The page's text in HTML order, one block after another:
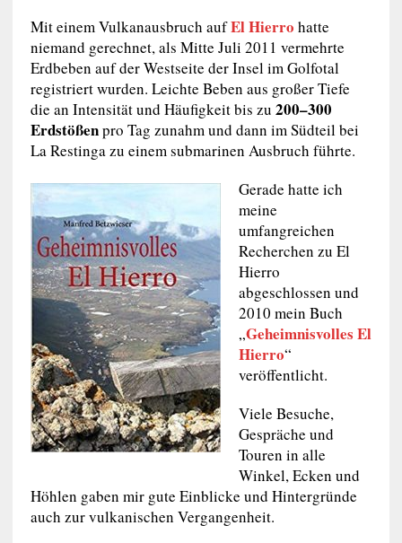
Mit einem Vulkanausbruch aufEl Hierro hatte
niemand gerechnet, als Mitte Juli 2011 vermehrte
Erdbeben auf der Westseite der Insel im Golfotal
registriert wurden. Leichte Beben aus großer Tiefe
die an Intensität und Häufigkeit bis zu 200–300
Erdstößenpro Tag zunahm und dann im Südteil bei
La Restinga zu einem submarinen Ausbruch führte.
Gerade hatte ich
meine
umfangreichen
Recherchen zu El
Hierro
abgeschlossen und
2010 mein Buch
„Geheimnisvolles El
Hierro“
veröffentlicht.
Viele Besuche,
Gespräche und
Touren in alle
Winkel, Ecken und
Höhlen gaben mir gute Einblicke und Hintergründe
auch zur vulkanischen Vergangenheit.